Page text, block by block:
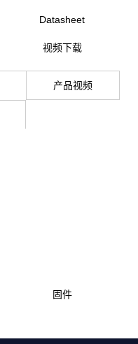
Datasheet
视频下载
产品视频
固件